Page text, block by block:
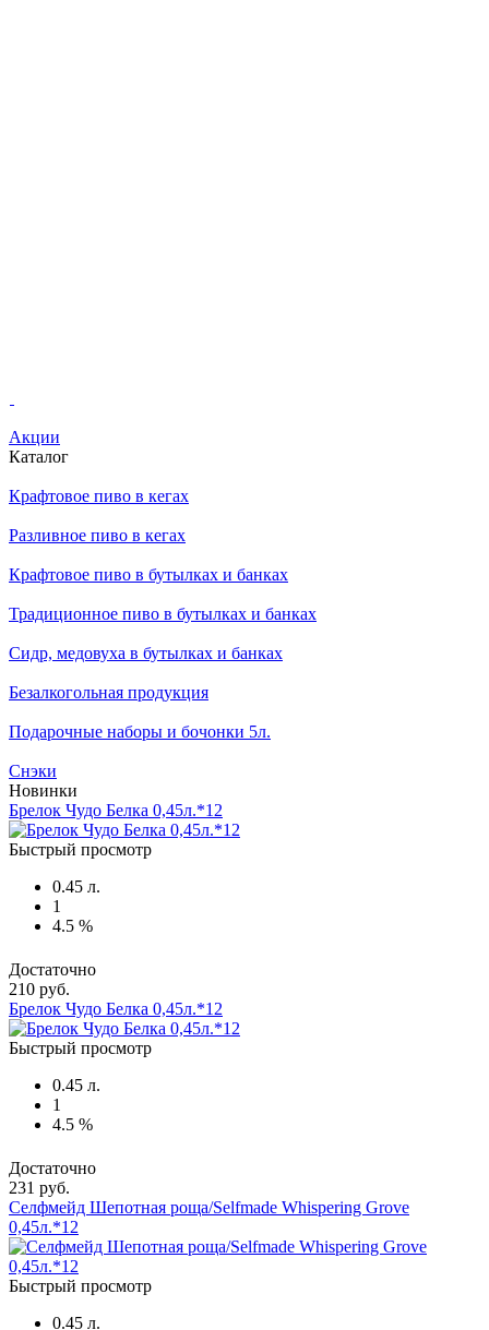
Акции
Каталог
Крафтовое пиво в кегах
Разливное пиво в кегах
Крафтовое пиво в бутылках и банках
Традиционное пиво в бутылках и банках
Сидр, медовуха в бутылках и банках
Безалкогольная продукция
Подарочные наборы и бочонки 5л.
Снэки
Новинки
Брелок Чудо Белка 0,45л.*12
Быстрый просмотр
0.45 л.
1
4.5 %
Достаточно
210 руб.
Брелок Чудо Белка 0,45л.*12
Быстрый просмотр
0.45 л.
1
4.5 %
Достаточно
231 руб.
Селфмейд Шепотная роща/Selfmade Whispering Grove
0,45л.*12
Быстрый просмотр
0.45 л.